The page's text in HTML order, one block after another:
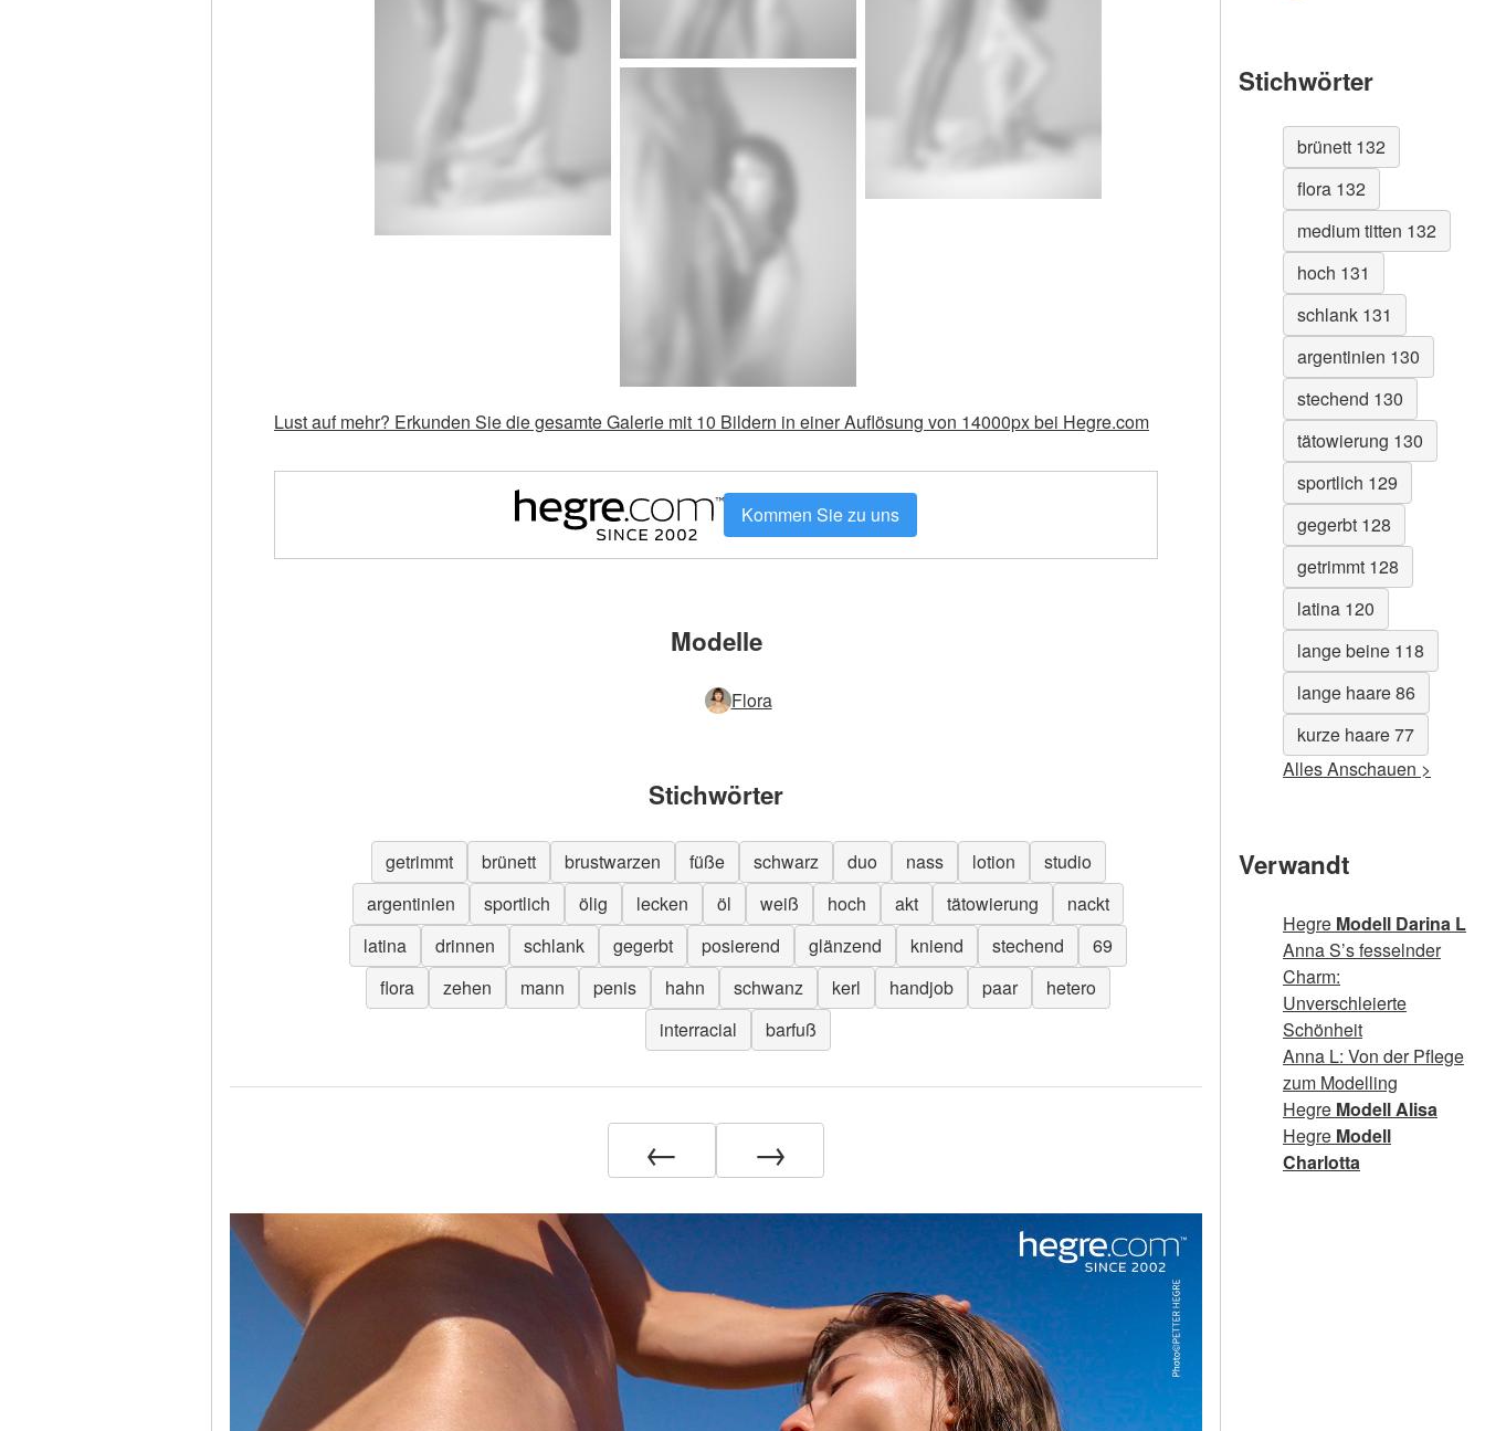
Lust auf mehr? Erkunden Sie die gesamte Galerie mit 10 Bildern in einer Auflösung von 14000px bei Hegre.com
Kommen Sie zu uns
Modelle
Flora
Stichwörter
getrimmt brünett brustwarzen füße schwarz duo nass lotion
studio
argentinien
sportlich ölig lecken öl weiß hoch akt tätowierung
nackt
latina
drinnen schlank gegerbt posierend glänzend kniend stechend
69
flora
zehen mann penis hahn schwanz kerl handjob paar
hetero
interracial
barfuß
← →
Stichwörter
brünett 132
flora 132
medium titten 132
hoch 131
schlank 131
argentinien 130
stechend 130
tätowierung 130
sportlich 129
gegerbt 128
getrimmt 128
latina 120
lange beine 118
lange haare 86
kurze haare 77
Alles Anschauen >
Verwandt
Hegre Modell Darina L
Anna S’s fesselnder
Charm:
Unverschleierte
Schönheit
Anna L: Von der Pflege
zum Modelling
Hegre Modell Alisa
Hegre Modell
Charlotta